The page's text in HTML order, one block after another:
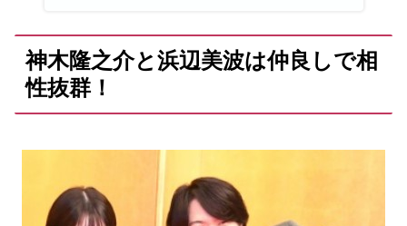
神木隆之介と浜辺美波は仲良しで相
性抜群！